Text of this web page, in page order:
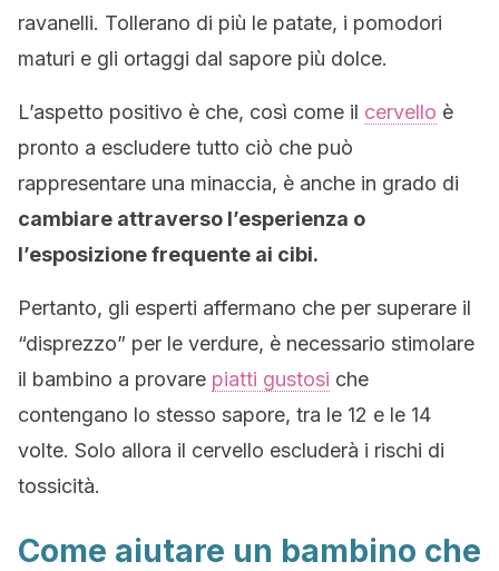
ravanelli. Tollerano di più le patate, i pomodori
maturi e gli ortaggi dal sapore più dolce.
L’aspetto positivo è che, così come il cervello è
pronto a escludere tutto ciò che può
rappresentare una minaccia, è anche in grado di
cambiare attraverso l’esperienza o
l’esposizione frequente ai cibi.
Pertanto, gli esperti affermano che per superare il
“disprezzo” per le verdure, è necessario stimolare
il bambino a provare piatti gustosi che
contengano lo stesso sapore, tra le 12 e le 14
volte. Solo allora il cervello escluderà i rischi di
tossicità.
Come aiutare un bambino che